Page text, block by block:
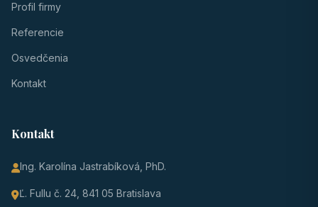
Profil firmy
Referencie
Osvedčenia
Kontakt
Kontakt
Ing. Karolína Jastrabíková, PhD.
Ľ. Fullu č. 24, 841 05 Bratislava